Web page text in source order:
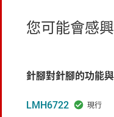
您可能會感
針腳對針腳的功能
LMH6722